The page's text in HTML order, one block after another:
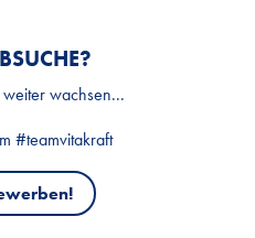
weiter wachsen...
#teamvitakraft